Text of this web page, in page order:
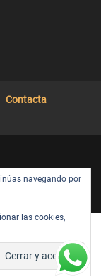
Contacta
Montero ||
navegando por
las cookies,